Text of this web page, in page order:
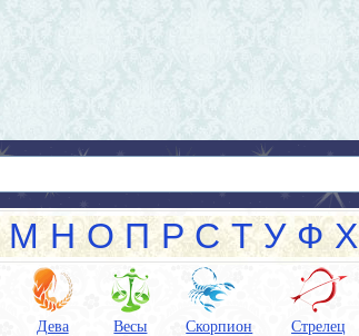
М Н О П Р С Т У Ф Х
Дева Весы Скорпион Стрелец